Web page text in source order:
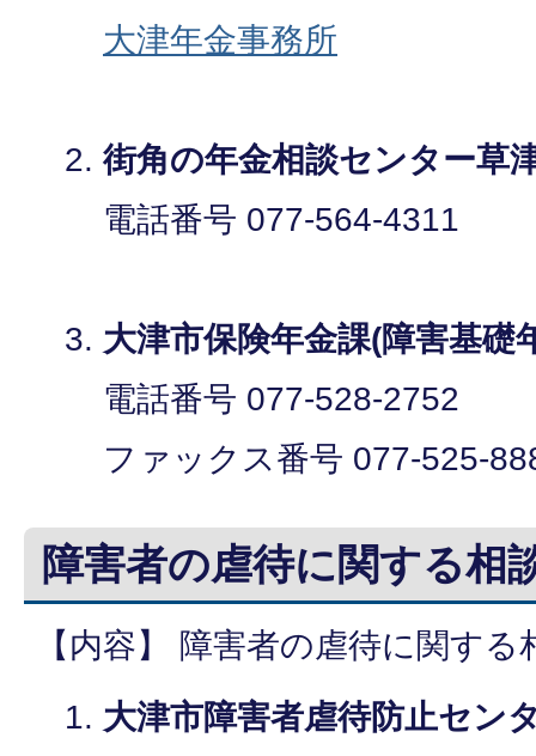
大津年金事務所
街角の年金相談センター
電話番号 077-564-4311
大津市保険年金課(障害基
電話番号 077-528-2752
ファックス番号 077-525-
障害者の虐待に関する相
【内容】 障害者の虐待に関する
大津市障害者虐待防止セン